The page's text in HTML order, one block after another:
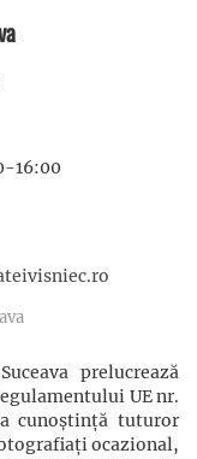
16:00
prelucrează
UE nr.
cunoștință tuturor
ocazional,